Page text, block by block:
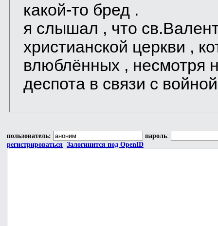
какой-то бред .
я слышал , что
христианской церкви ,
влюблённых , несмотря
деспота в связи с
пользователь: пароль:
регистрироваться Залогинится под OpenID